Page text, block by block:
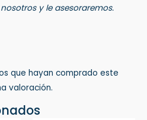
y le asesoraremos.
que hayan comprado este
valoración.